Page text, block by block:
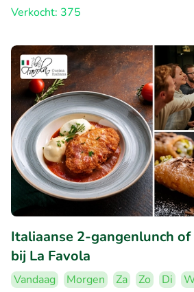
Verkocht: 375
Italiaanse 2-gangenlunch
bij La Favola
Vandaag Morgen Za Zo Di